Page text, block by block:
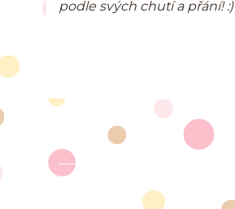
podle svých chutí a přání! :)